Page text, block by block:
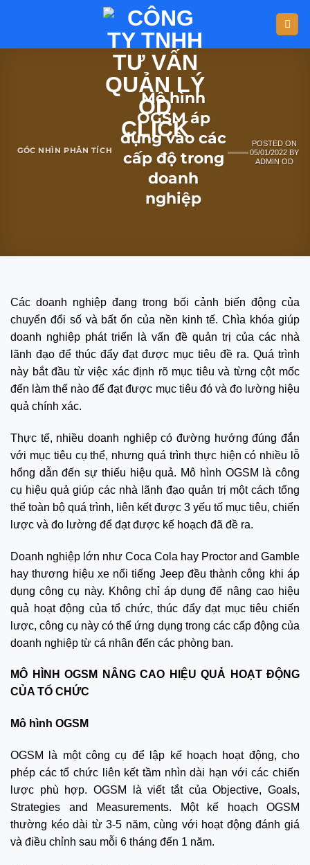
GÓC NHÌN PHÂN TÍCH
Mô hình
OGSM áp
dụng vào các
cấp độ trong
doanh
nghiệp
POSTED ON
05/01/2022 BY
ADMIN OD
Các doanh nghiệp đang trong bối cảnh biến động của
chuyển đổi số và bất ổn của nền kinh tế. Chìa khóa giúp
doanh nghiệp phát triển là vấn đề quản trị của các nhà
lãnh đạo để thúc đẩy đạt được mục tiêu đề ra. Quá trình
này bắt đầu từ việc xác định rõ mục tiêu và từng cột mốc
đến làm thế nào để đạt được mục tiêu đó và đo lường hiệu
quả chính xác.
Thực tế, nhiều doanh nghiệp có đường hướng đúng đắn
với mục tiêu cụ thể, nhưng quá trình thực hiện có nhiều lỗ
hổng dẫn đến sự thiếu hiệu quả. Mô hình OGSM là công
cụ hiệu quả giúp các nhà lãnh đạo quản trị một cách tổng
thể toàn bộ quá trình, liên kết được 3 yếu tố mục tiêu, chiến
lược và đo lường để đạt được kế hoạch đã đề ra.
Doanh nghiệp lớn như Coca Cola hay Proctor and Gamble
hay thương hiệu xe nổi tiếng Jeep đều thành công khi áp
dụng công cụ này. Không chỉ áp dụng để nâng cao hiệu
quả hoạt động của tổ chức, thúc đẩy đạt mục tiêu chiến
lược, công cụ này có thể ứng dụng trong các cấp động của
doanh nghiệp từ cá nhân đến các phòng ban.
MÔ HÌNH OGSM NÂNG CAO HIỆU QUẢ HOẠT ĐỘNG
CỦA TỔ CHỨC
Mô hình OGSM
OGSM là một công cụ để lập kế hoạch hoạt động, cho
phép các tổ chức liên kết tầm nhìn dài hạn với các chiến
lược phù hợp. OGSM là viết tắt của Objective, Goals,
Strategies and Measurements. Một kế hoạch OGSM
thường kéo dài từ 3-5 năm, cùng với hoạt động đánh giá
và điều chỉnh sau mỗi 6 tháng đến 1 năm.